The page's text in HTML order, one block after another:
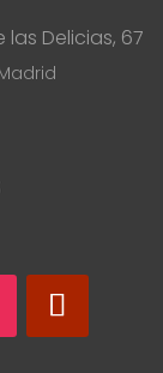
las Delicias, 67